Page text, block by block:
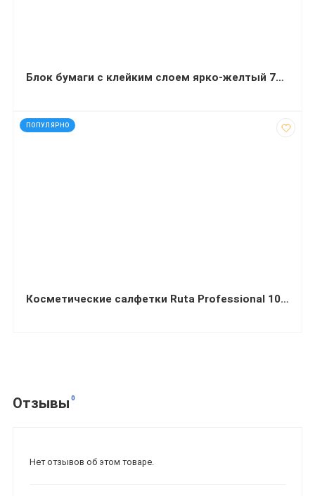
Блок бумаги с клейким слоем ярко-желтый 75x75 мм 100 листов Delta
ПОПУЛЯРНО
код: 40774
Косметические салфетки Ruta Professional 100 л двухслойные No Name белые пенал
Отзывы 0
Нет отзывов об этом товаре.